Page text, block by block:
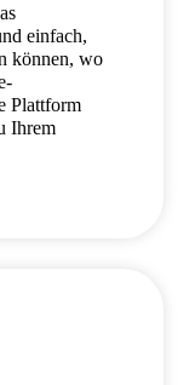
einfach,
können, wo
Plattform
Ihrem